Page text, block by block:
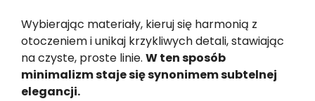
Wybierając materiały, kieruj się harmonią z
otoczeniem i unikaj krzykliwych detali, stawiając
na czyste, proste linie. W ten sposób
minimalizm staje się synonimem subtelnej
elegancji.